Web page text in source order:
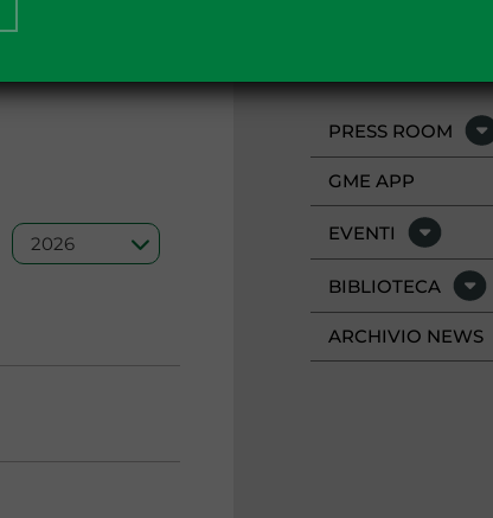
PRESS ROOM
GME APP
EVENTI
BIBLIOTECA
ARCHIVIO NEWS